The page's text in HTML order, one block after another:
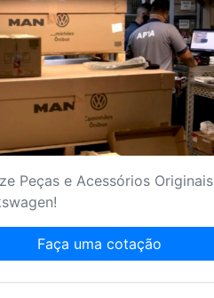
Peças e Acessórios Originais
Faça uma cotação